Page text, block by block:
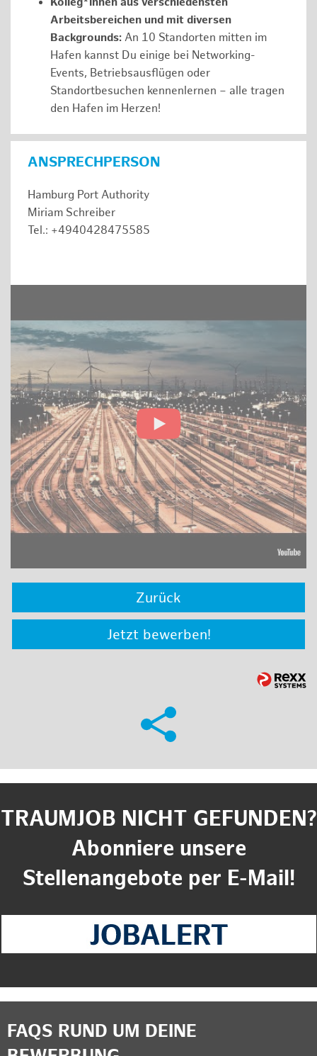
Arbeitsbereichen und mit diversen
Backgrounds: An 10 Standorten mitten im
Hafen kannst Du einige bei Networking-
Events, Betriebsausflügen oder
Standortbesuchen kennenlernen – alle tragen
den Hafen im Herzen!
ANSPRECHPERSON
Hamburg Port Authority
Miriam Schreiber
Tel.: +4940428475585
Zurück
Jetzt bewerben!
TRAUMJOB NICHT GEFUNDEN?
Abonniere unsere
Stellenangebote per E-Mail!
FAQS RUND UM DEINE